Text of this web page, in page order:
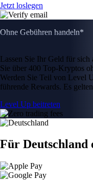
Jetzt loslegen
Ohne Gebühren handeln*
Lassen Sie Ihr Geld für
Sie über 400 Top-Kryptos
Werden Sie Teil von Level
führende Rewards. Es
Level Up beitreten
Für Deutschland